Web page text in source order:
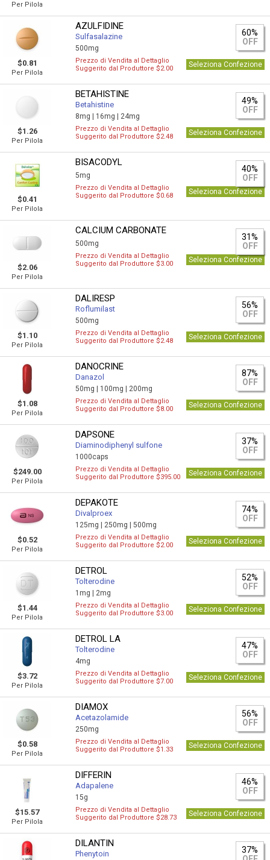
Per Pilola
$0.81
Per Pilola
AZULFIDINE
Sulfasalazine
500mg
60%
OFF
Prezzo di Vendita al Dettaglio
Suggerito dal Produttore $2.00
Seleziona Confezione
$1.26
Per Pilola
BETAHISTINE
Betahistine
8mg | 16mg | 24mg
49%
OFF
Prezzo di Vendita al Dettaglio
Suggerito dal Produttore $2.48
Seleziona Confezione
$0.41
Per Pilola
BISACODYL
5mg
40%
OFF
Prezzo di Vendita al Dettaglio
Suggerito dal Produttore $0.68
Seleziona Confezione
$2.06
Per Pilola
CALCIUM CARBONATE
500mg
31%
OFF
Prezzo di Vendita al Dettaglio
Suggerito dal Produttore $3.00
Seleziona Confezione
$1.10
Per Pilola
DALIRESP
Roflumilast
500mg
56%
OFF
Prezzo di Vendita al Dettaglio
Suggerito dal Produttore $2.48
Seleziona Confezione
$1.08
Per Pilola
DANOCRINE
Danazol
50mg | 100mg | 200mg
87%
OFF
Prezzo di Vendita al Dettaglio
Suggerito dal Produttore $8.00
Seleziona Confezione
$249.00
Per Pilola
DAPSONE
Diaminodiphenyl sulfone
1000caps
37%
OFF
Prezzo di Vendita al Dettaglio
Suggerito dal Produttore $395.00
Seleziona Confezione
$0.52
Per Pilola
DEPAKOTE
Divalproex
125mg | 250mg |500mg
74%
OFF
Prezzo di Vendita al Dettaglio
Suggerito dal Produttore $2.00
Seleziona Confezione
$1.44
Per Pilola
DETROL
Tolterodine
1mg | 2mg
52%
OFF
Prezzo di Vendita al Dettaglio
Suggerito dal Produttore $3.00
Seleziona Confezione
$3.72
Per Pilola
DETROL LA
Tolterodine
4mg
47%
OFF
Prezzo di Vendita al Dettaglio
Suggerito dal Produttore $7.00
Seleziona Confezione
$0.58
Per Pilola
DIAMOX
Acetazolamide
250mg
56%
OFF
Prezzo di Vendita al Dettaglio
Suggerito dal Produttore $1.33
Seleziona Confezione
$15.57
Per Pilola
DIFFERIN
Adapalene
15g
46%
OFF
Prezzo di Vendita al Dettaglio
Suggerito dal Produttore $28.73
Seleziona Confezione
DILANTIN
Phenytoin
37%